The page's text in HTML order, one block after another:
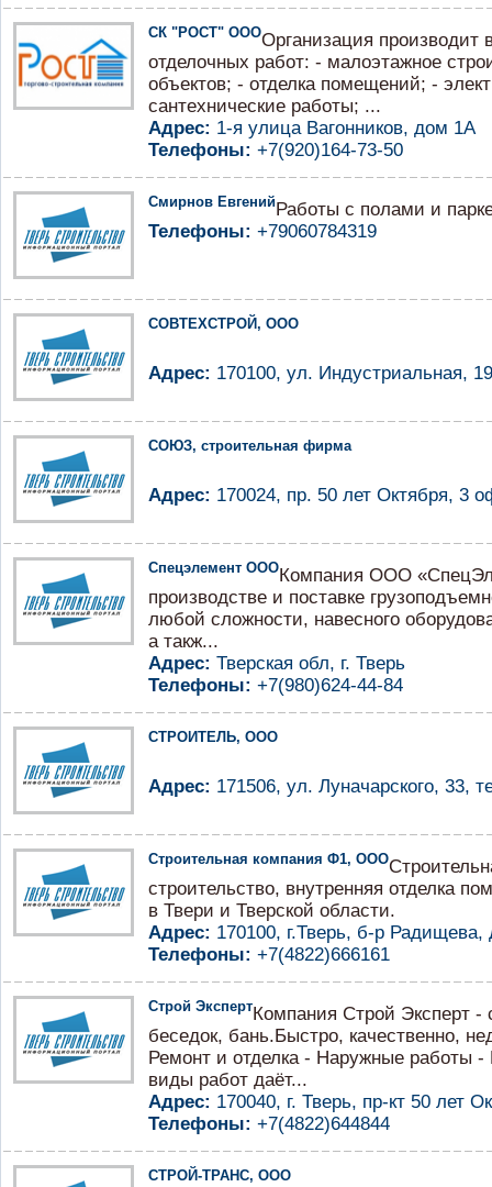
СК "РОСТ" ООООрганизация производит
отделочных работ: - малоэтажное
объектов; - отделка помещений; -
сантехнические работы; ...
Адрес: 1-я улица Вагонников, дом 1А
Телефоны: +7(920)164-73-50
Смирнов ЕвгенийРаботы с полами и
Телефоны: +79060784319
СОВТЕХСТРОЙ, ООО
Адрес: 170100, ул. Индустриальная,
СОЮЗ, строительная фирма
Адрес: 170024, пр. 50 лет Октября, 3
Спецэлемент ОООКомпания ООО
производстве и поставке
любой сложности, навесного
а такж...
Адрес: Тверская обл, г. Тверь
Телефоны: +7(980)624-44-84
СТРОИТЕЛЬ, ООО
Адрес: 171506, ул. Луначарского, 33,
Строительная компания Ф1, ООО
строительство, внутренняя отделка
в Твери и Тверской области.
Адрес: 170100, г.Тверь, б-р Радищева,
Телефоны: +7(4822)666161
Строй ЭкспертКомпания Строй Эксперт -
беседок, бань.Быстро, качественно,
Ремонт и отделка - Наружные работы
виды работ даёт...
Адрес: 170040, г. Тверь, пр-кт 50 лет
Телефоны: +7(4822)644844
СТРОЙ-ТРАНС, ООО